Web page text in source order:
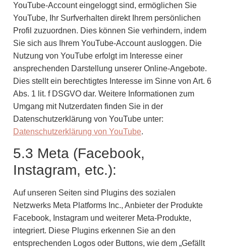
YouTube-Account eingeloggt sind, ermöglichen Sie
YouTube, Ihr Surfverhalten direkt Ihrem persönlichen
Profil zuzuordnen. Dies können Sie verhindern, indem
Sie sich aus Ihrem YouTube-Account ausloggen. Die
Nutzung von YouTube erfolgt im Interesse einer
ansprechenden Darstellung unserer Online-Angebote.
Dies stellt ein berechtigtes Interesse im Sinne von Art. 6
Abs. 1 lit. f DSGVO dar. Weitere Informationen zum
Umgang mit Nutzerdaten finden Sie in der
Datenschutzerklärung von YouTube unter:
Datenschutzerklärung von YouTube.
5.3 Meta (Facebook,
Instagram, etc.):
Auf unseren Seiten sind Plugins des sozialen
Netzwerks Meta Platforms Inc., Anbieter der Produkte
Facebook, Instagram und weiterer Meta-Produkte,
integriert. Diese Plugins erkennen Sie an den
entsprechenden Logos oder Buttons, wie dem „Gefällt